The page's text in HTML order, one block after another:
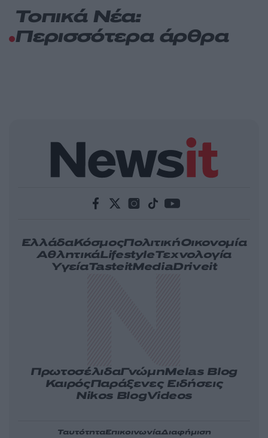
Τοπικά Νέα:
Περισσότερα άρθρα
ΕλλάδαΚόσμοςΠολιτικήΟικονομία
ΑθλητικάLifestyleΤεχνολογία
ΥγείαTasteitMediaDriveit
ΠρωτοσέλιδαΓνώμηMelas Blog
ΚαιρόςΠαράξενες Ειδήσεις
Nikos BlogVideos
ΤαυτότηταΕπικοινωνίαΔιαφήμιση